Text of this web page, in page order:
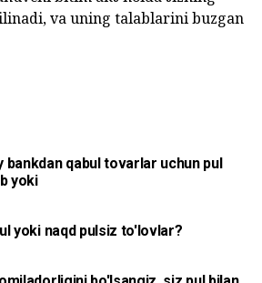
va uning talablarini buzgan
bankdan qabul tovarlar uchun pul
yoki
yoki naqd pulsiz to'lovlar?